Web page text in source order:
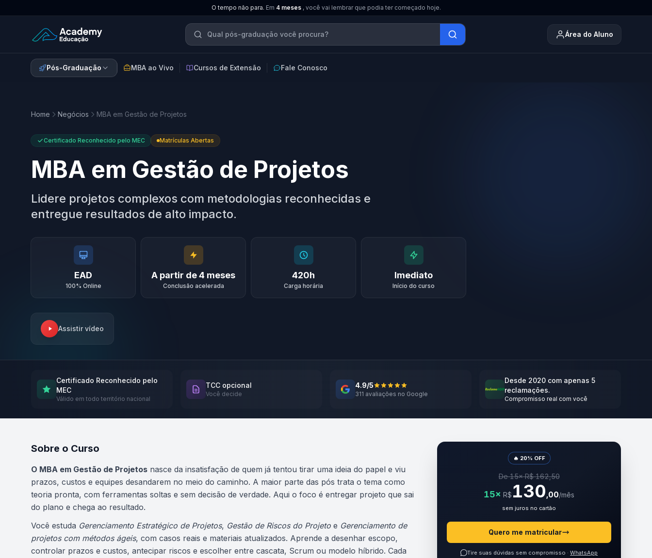
O tempo não para. Em 4 meses , você vai lembrar que podia ter começado hoje.
Academy Educação — Página Inicial
Área do Aluno
Pós-Graduação MBA ao Vivo Cursos de Extensão Fale Conosco
Home Negócios MBA em Gestão de Projetos
Certificado Reconhecido pelo MEC Matrículas Abertas
MBA em Gestão de Projetos
Lidere projetos complexos com metodologias reconhecidas e
entregue resultados de alto impacto.
EAD
100% Online
A partir de 4 meses
Conclusão acelerada
420h
Carga horária
Imediato
Início do curso
Assistir vídeo
Certificado Reconhecido pelo
MEC
Válido em todo território nacional
TCC opcional
Você decide
4.9/5
311 avaliações no Google
Desde 2020 com apenas 5
reclamações.
Compromisso real com você
Sobre o Curso
Atualizado em abril de 2026
O MBA em Gestão de Projetos nasce da insatisfação de quem já tentou tirar uma ideia do papel e viu
prazos, custos e equipes desandarem no meio do caminho. A maior parte das pós trata o tema como
teoria pronta, com ferramentas soltas e sem decisão de verdade. Aqui o foco é entregar projeto que sai
do plano e chega ao resultado.
Você estuda Gerenciamento Estratégico de Projetos, Gestão de Riscos do Projeto e Gerenciamento de
projetos com métodos ágeis, com casos reais e materiais atualizados. Aprende a desenhar escopo,
controlar prazos e custos, antecipar riscos e escolher entre cascata, Scrum ou modelo híbrido. Cada
🔥 20% OFF
De 15× R$ 162,50
15× R$ 130,00/mês
sem juros no cartão
Quero me matricular
Tire suas dúvidas sem compromisso ·WhatsApp